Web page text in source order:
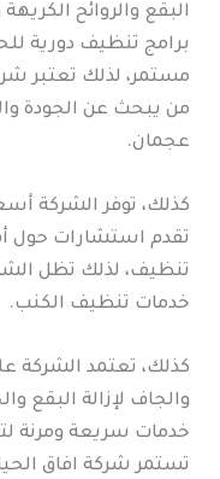
البقع والروائح
برامج تنظيف دورية
مستمر، لذلك تعتبر
من يبحث عن الجودة
عجمان.
كذلك، توفر الشركة
تقدم استشارات حول
تنظيف، لذلك تظل
خدمات تنظيف الكنب.
كذلك، تعتمد الشركة
والجاف لإزالة البقع
خدمات سريعة ومرنة
تستمر شركة افاق